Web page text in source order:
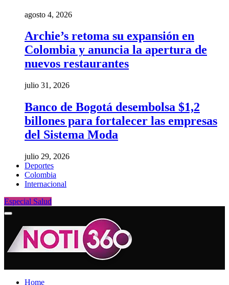
agosto 4, 2026
Archie’s retoma su expansión en
Colombia y anuncia la apertura de
nuevos restaurantes
julio 31, 2026
Banco de Bogotá desembolsa $1,2
billones para fortalecer las empresas
del Sistema Moda
julio 29, 2026
Deportes
Colombia
Internacional
Especial Salud
Home